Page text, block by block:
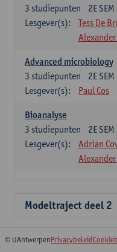
2E SEM
3 studiepunten
Lesgever(s):
Tess De
Advanced microbiology
2E SEM
3 studiepunten
Lesgever(s):
Paul Cos
Bioanalyse
2E SEM
3 studiepunten
Lesgever(s):
Adrian
Modeltraject deel 2
© UAntwerpenPrivacybeleid